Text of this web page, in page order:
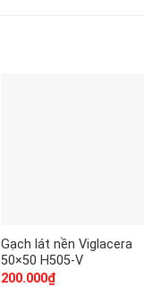
Gạch lát nền Viglacera
50×50 H505-V
200.000₫